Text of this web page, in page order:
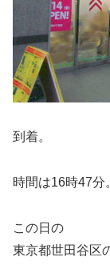
到着。
時間は16時47分
この日の
東京都世田谷区